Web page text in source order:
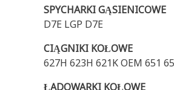
SPYCHARKI GĄSIENICOWE
D7E LGP D7E
CIĄGNIKI KOŁOWE
627H 623H 621K OEM 651
ŁADOWARKI KOŁOWE